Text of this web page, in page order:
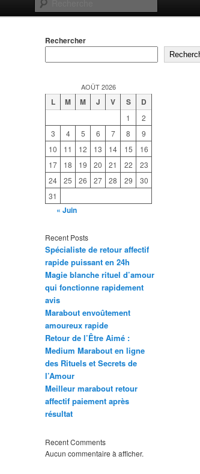
Rechercher
AOÛT 2026
L M M J V S D
1
2
3
4 5 6 7 8
9
10
11 12 13 14 15
16
17
18 19 20 21 22
23
24
25 26 27 28 29
30
31
« Juin
Recent Posts
Spécialiste de retour affectif
rapide puissant en 24h
Magie blanche rituel d’amour
qui fonctionne rapidement
avis
Marabout envoûtement
amoureux rapide
Retour de l’Être Aimé :
Medium Marabout en ligne
des Rituels et Secrets de
l’Amour
Meilleur marabout retour
affectif paiement après
résultat
Recent Comments
Aucun commentaire à afficher.